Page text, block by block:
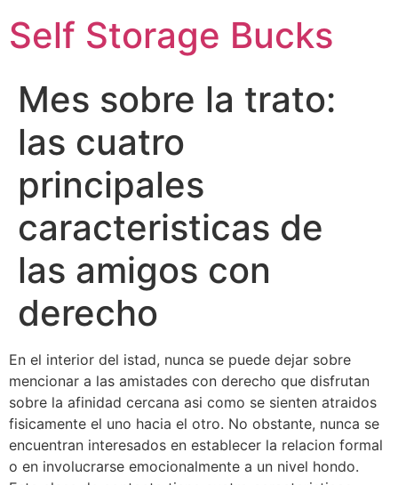
Self Storage Bucks
Mes sobre la trato:
las cuatro
principales
caracteristicas de
las amigos con
derecho
En el interior del istad, nunca se puede dejar sobre
mencionar a las amistades con derecho que disfrutan
sobre la afinidad cercana asi­ como se sienten atraidos
fisicamente el uno hacia el otro. No obstante, nunca se
encuentran interesados en establecer la relacion formal
o en involucrarse emocionalmente a un nivel hondo.